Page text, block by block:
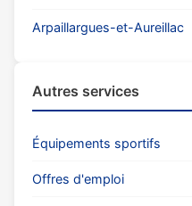
Arpaillargues-et-Aureillac
Autres services
Équipements sportifs
Offres d'emploi